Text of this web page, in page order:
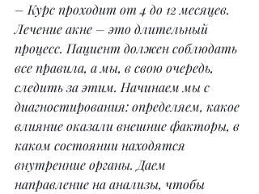
– Курс проходит от 4 до 12 месяцев.
Лечение акне – это длительный
процесс. Пациент должен соблюдать
все правила, а мы, в свою очередь,
следить за этим. Начинаем мы с
диагностирования: определяем, какое
влияние оказали внешние факторы, в
каком состоянии находятся
внутренние органы. Даем
направление на анализы, чтобы